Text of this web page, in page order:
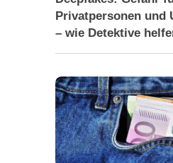
Privatpersonen und
– wie Detektive